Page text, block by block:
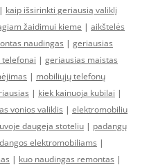
| kaip išsirinkti geriausią valiklį
žaidimui kieme | aikštelės
naudingas | geriausias
telefonai | geriausias maistas
| mobiliųjų telefonų
| kiek kainuoja kubilai |
vonios valiklis | elektromobiliu
daugeja stoteliu | padangų
elektromobiliams |
| kuo naudingas remontas |